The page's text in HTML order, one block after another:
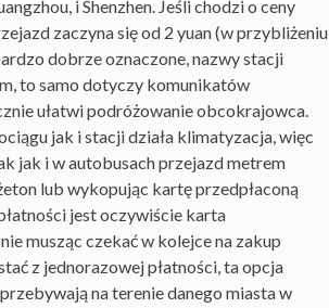
i Shenzhen. Jeśli chodzi o ceny
zaczyna się od 2 yuan (w przybliżeniu
dobrze oznaczone, nazwy stacji
to samo dotyczy komunikatów
ułatwi podróżowanie obcokrajowca.
jak i stacji działa klimatyzacja, więc
jak i w autobusach przejazd metrem
lub wykopując kartę przedpłaconą
jest oczywiście karta
musząc czekać w kolejce na zakup
z jednorazowej płatności, ta opcja
na terenie danego miasta w